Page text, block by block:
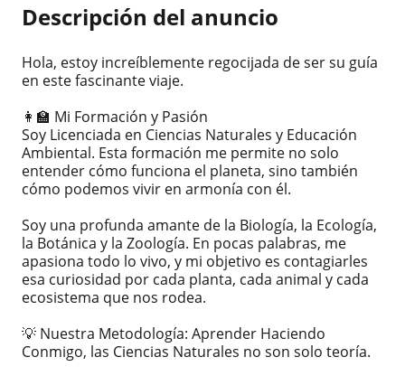
Descripción del anuncio
Hola, estoy increíblemente regocijada de ser su guía
en este fascinante viaje.
👩‍🏫 Mi Formación y Pasión
Soy Licenciada en Ciencias Naturales y Educación
Ambiental. Esta formación me permite no solo
entender cómo funciona el planeta, sino también
cómo podemos vivir en armonía con él.
Soy una profunda amante de la Biología, la Ecología,
la Botánica y la Zoología. En pocas palabras, me
apasiona todo lo vivo, y mi objetivo es contagiarles
esa curiosidad por cada planta, cada animal y cada
ecosistema que nos rodea.
💡 Nuestra Metodología: Aprender Haciendo
Conmigo, las Ciencias Naturales no son solo teoría.